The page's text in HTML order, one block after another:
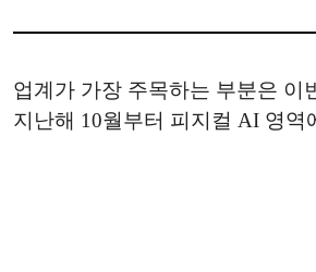
업계가 가장 주목하는 부분은 이
지난해 10월부터 피지컬 AI 영